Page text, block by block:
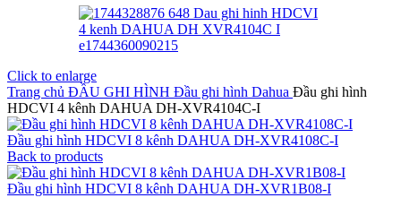
Click to enlarge
Trang chủ ĐẦU GHI HÌNH Đầu ghi hình Dahua Đầu ghi hình
HDCVI 4 kênh DAHUA DH-XVR4104C-I
Đầu ghi hình HDCVI 8 kênh DAHUA DH-XVR4108C-I
Back to products
Đầu ghi hình HDCVI 8 kênh DAHUA DH-XVR1B08-I